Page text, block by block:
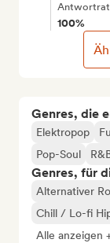
Genres, die
Elektropop
Pop-Soul
Genres, für
Alternativer
Chill / Lo-fi
Alle anzeigen
100%